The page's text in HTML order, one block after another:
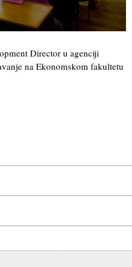
Director u agenciji
na Ekonomskom fakultetu